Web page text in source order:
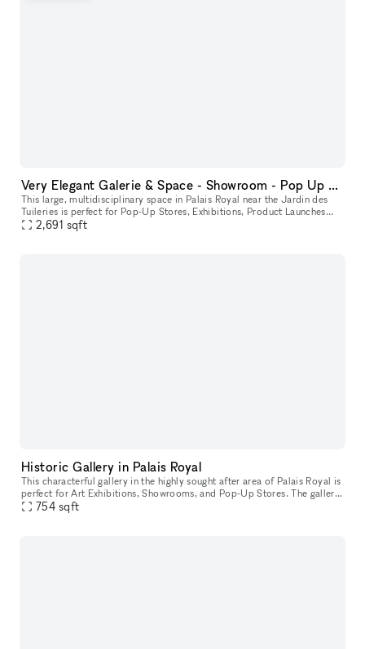
Very Elegant Galerie & Space - Showroom - Pop Up & Exhibitions in Tuileries Palais Royal
This large, multidisciplinary space in Palais Royal near the Jardin des
Tuileries is perfect for Pop-Up Stores, Exhibitions, Product Launches
2,691 sqft
Historic Gallery in Palais Royal
This characterful gallery in the highly sought after area of Palais Royal is
perfect for Art Exhibitions, Showrooms, and Pop-Up Stores. The gallery
boasts a beautiful frontage finished in a polished
754 sqft